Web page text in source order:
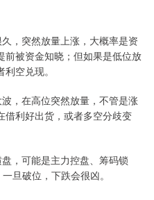
，突然放量上涨，大概率是资
前被资金知晓；但如果是低位放
空兑现。
，在高位突然放量，不管是涨
利好出货，或者多空分歧变
，可能是主力控盘、筹码锁
旦破位，下跌会很凶。